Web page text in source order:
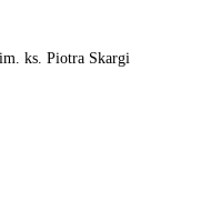
ks. Piotra Skargi